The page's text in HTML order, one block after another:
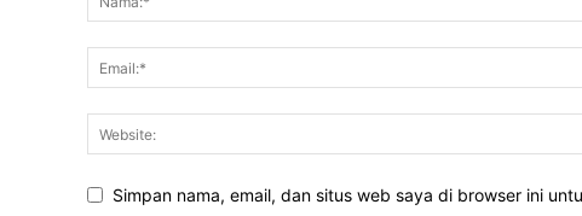
Simpan nama, email, dan situs web saya di browser ini